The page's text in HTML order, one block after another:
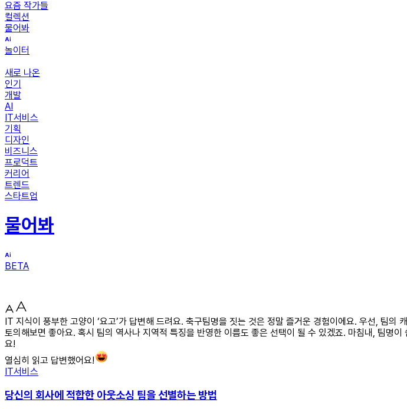
요즘 작가들
컬렉션
물어봐
놀이터
새로 나온
인기
개발
AI
IT서비스
기획
디자인
비즈니스
프로덕트
커리어
트렌드
스타트업
물어봐
BETA
IT 지식이 풍부한 고양이 ‘요고’가 답변해 드려요. 축구팀명을 짓는 것은 정말 즐거운 경험이에요. 우선, 팀
토의해보면 좋아요. 혹시 팀의 역사나 지역적 특징을 반영한 이름도 좋은 선택이 될 수 있겠죠. 마침내, 팀명
요!
열심히 읽고 답변했어요!
IT서비스
당신의 회사에 적합한 아웃소싱 팀을 선별하는 방법